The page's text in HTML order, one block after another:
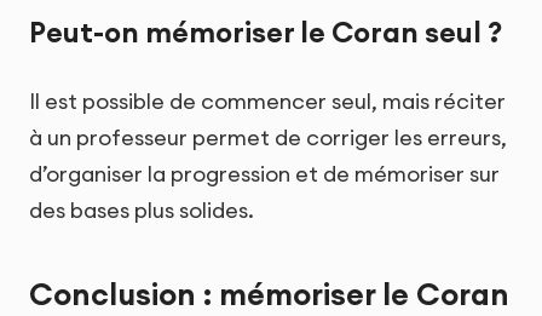
Peut-on mémoriser le Coran seul ?
Il est possible de commencer seul, mais réciter
à un professeur permet de corriger les erreurs,
d’organiser la progression et de mémoriser sur
des bases plus solides.
Conclusion : mémoriser le Coran